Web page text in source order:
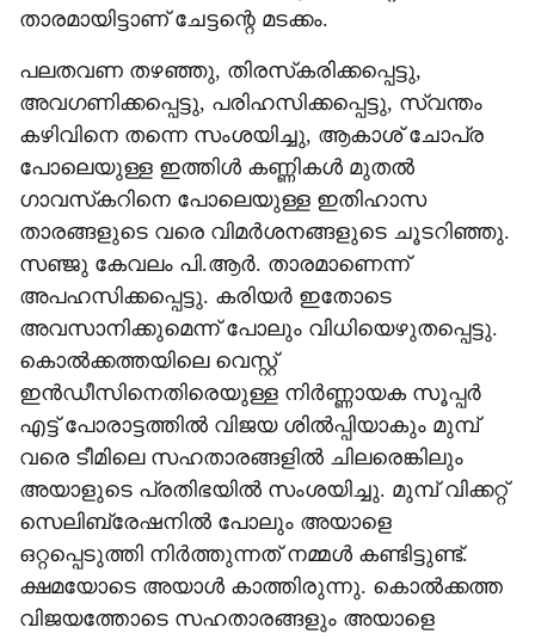
താരമായിട്ടാണ് ചേട്ടന്റെ മടക്കം.
പലതവണ തഴഞ്ഞു, തിരസ്‌കരിക്കപ്പെട്ടു,
അവഗണിക്കപ്പെട്ടു, പരിഹസിക്കപ്പെട്ടു, സ്വന്തം
കഴിവിനെ തന്നെ സംശയിച്ചു, ആകാശ് ചോപ്ര
പോലെയുള്ള ഇത്തിള്‍ കണ്ണികള്‍ മുതല്‍
ഗാവസ്‌കറിനെ പോലെയുള്ള ഇതിഹാസ
താരങ്ങളുടെ വരെ വിമര്‍ശനങ്ങളുടെ ചൂടറിഞ്ഞു.
സഞ്ജു കേവലം പി.ആര്‍. താരമാണെന്ന്
അപഹസിക്കപ്പെട്ടു. കരിയര്‍ ഇതോടെ
അവസാനിക്കുമെന്ന് പോലും വിധിയെഴുതപ്പെട്ടു.
കൊല്‍ക്കത്തയിലെ വെസ്റ്റ്
ഇന്‍ഡീസിനെതിരെയുള്ള നിര്‍ണ്ണായക സൂപ്പര്‍
എട്ട് പോരാട്ടത്തില്‍ വിജയ ശില്‍പ്പിയാകും മുമ്പ്
വരെ ടീമിലെ സഹതാരങ്ങളില്‍ ചിലരെങ്കിലും
അയാളുടെ പ്രതിഭയില്‍ സംശയിച്ചു. മുമ്പ് വിക്കറ്റ്
സെലിബ്രേഷനില്‍ പോലും അയാളെ
ഒറ്റപ്പെടുത്തി നിര്‍ത്തുന്നത് നമ്മള്‍ കണ്ടിട്ടുണ്ട്.
ക്ഷമയോടെ അയാള്‍ കാത്തിരുന്നു. കൊല്‍ക്കത്ത
വിജയത്തോടെ സഹതാരങ്ങളും അയാളെ